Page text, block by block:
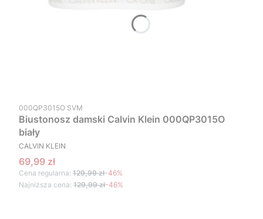
Kod produktu
000QP3015O SVM
Biustonosz damski Calvin Klein 000QP3015O
biały
PRODUCENT
CALVIN KLEIN
Cena promocyjna
69,99 zł
Cena regularna: 129,99 zł-46%
Najniższa cena: 129,99 zł-46%